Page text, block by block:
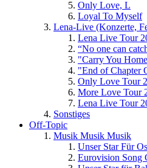
Only Love, L
Loyal To Myself
Lena-Live (Konzerte,
Lena Live Tour
“No one can
"Carry You
"End of Chapter
Only Love Tour
More Love Tour
Lena Live Tour
Sonstiges
Off-Topic
Musik Musik Musik
Unser Star Für
Eurovision Song